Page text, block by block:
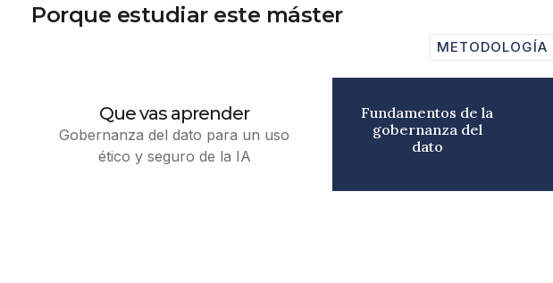
Porque estudiar este máster
METODOLOGÍA
Que vas aprender
Gobernanza del dato para un uso
ético y seguro de la IA
Fundamentos de la
gobernanza del
dato